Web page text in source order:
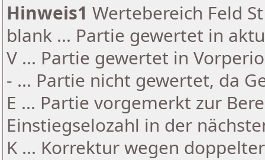
Hinweis1 Wertebereich Feld
blank ... Partie gewertet in
V ... Partie gewertet in
- ... Partie nicht gewertet, da
E ... Partie vorgemerkt zur
Einstiegselozahl in der
K ... Korrektur wegen